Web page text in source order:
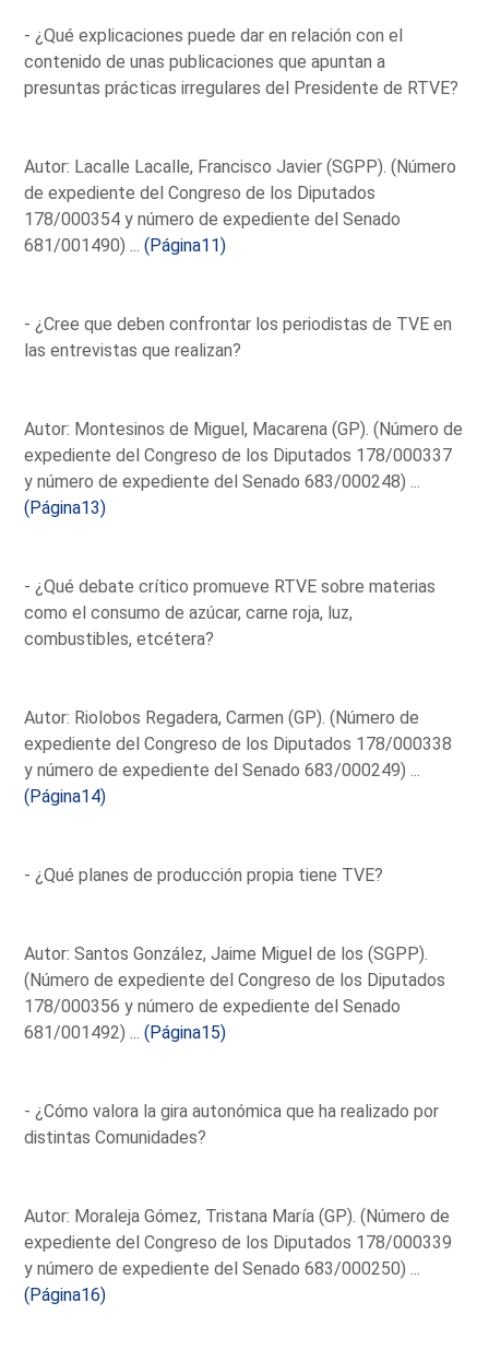
- ¿Qué explicaciones puede dar en relación con el
contenido de unas publicaciones que apuntan a
presuntas prácticas irregulares del Presidente de RTVE?
Autor: Lacalle Lacalle, Francisco Javier (SGPP). (Número
de expediente del Congreso de los Diputados
178/000354 y número de expediente del Senado
681/001490) ...(Página11)
- ¿Cree que deben confrontar los periodistas de TVE en
las entrevistas que realizan?
Autor: Montesinos de Miguel, Macarena (GP). (Número de
expediente del Congreso de los Diputados 178/000337
y número de expediente del Senado 683/000248) ...
(Página13)
- ¿Qué debate crítico promueve RTVE sobre materias
como el consumo de azúcar, carne roja, luz,
combustibles, etcétera?
Autor: Riolobos Regadera, Carmen (GP). (Número de
expediente del Congreso de los Diputados 178/000338
y número de expediente del Senado 683/000249) ...
(Página14)
- ¿Qué planes de producción propia tiene TVE?
Autor: Santos González, Jaime Miguel de los (SGPP).
(Número de expediente del Congreso de los Diputados
178/000356 y número de expediente del Senado
681/001492) ...(Página15)
- ¿Cómo valora la gira autonómica que ha realizado por
distintas Comunidades?
Autor: Moraleja Gómez, Tristana María (GP). (Número de
expediente del Congreso de los Diputados 178/000339
y número de expediente del Senado 683/000250) ...
(Página16)